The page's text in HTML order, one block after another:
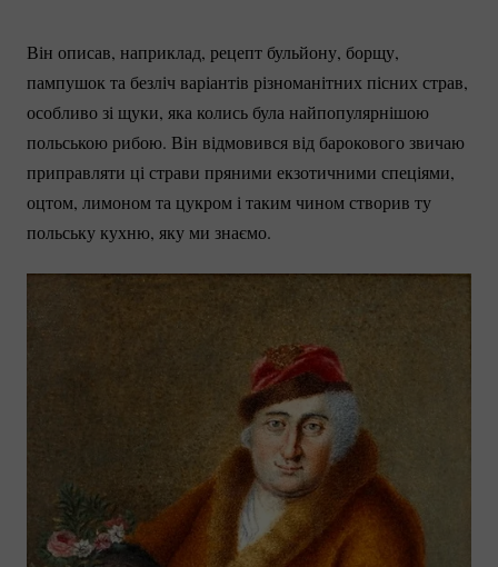
Він описав, наприклад, рецепт бульйону, борщу,
пампушок та безліч варіантів різноманітних пісних страв,
особливо зі щуки, яка колись була найпопулярнішою
польською рибою. Він відмовився від барокового звичаю
приправляти ці страви пряними екзотичними спеціями,
оцтом, лимоном та цукром і таким чином створив ту
польську кухню, яку ми знаємо.